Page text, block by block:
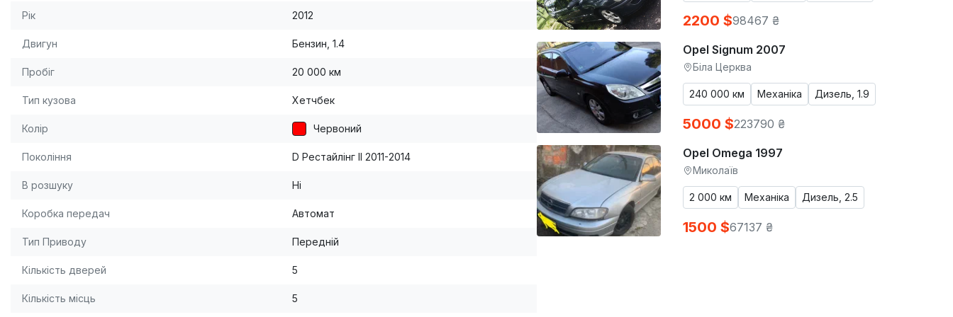
Рік 2012
Двигун Бензин, 1.4
Пробіг 20 000 км
Тип кузова Хетчбек
Колір Червоний
Покоління D Рестайлінг II 2011-2014
В розшуку Ні
Коробка передач Автомат
Тип Приводу Передній
Кількість дверей 5
Кількість місць 5
2200 $98467 ₴
Opel Signum 2007
Біла Церква
240 000 км Механіка Дизель, 1.9
5000 $223790 ₴
Opel Omega 1997
Миколаїв
2 000 км Механіка Дизель, 2.5
1500 $67137 ₴